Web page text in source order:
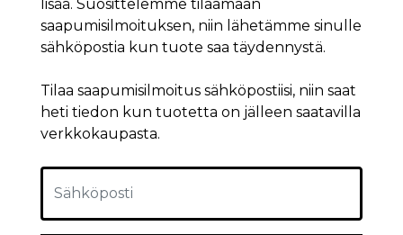
lisää. Suosittelemme tilaamaan
saapumisilmoituksen, niin lähetämme sinulle
sähköpostia kun tuote saa täydennystä.
Tilaa saapumisilmoitus sähköpostiisi, niin saat
heti tiedon kun tuotetta on jälleen saatavilla
verkkokaupasta.